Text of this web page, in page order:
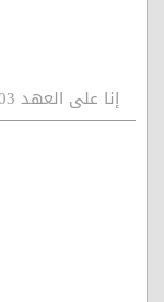
إنا على العهد 03 - اطلالة على سيرة السيد الهاشمي